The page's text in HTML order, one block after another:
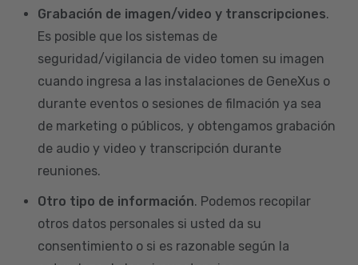
Grabación de imagen/video y transcripciones.
Es posible que los sistemas de
seguridad/vigilancia de video tomen su imagen
cuando ingresa a las instalaciones de GeneXus o
durante eventos o sesiones de filmación ya sea
de marketing o públicos, y obtengamos grabación
de audio y video y transcripción durante
reuniones.
Otro tipo de información. Podemos recopilar
otros datos personales si usted da su
consentimiento o si es razonable según la